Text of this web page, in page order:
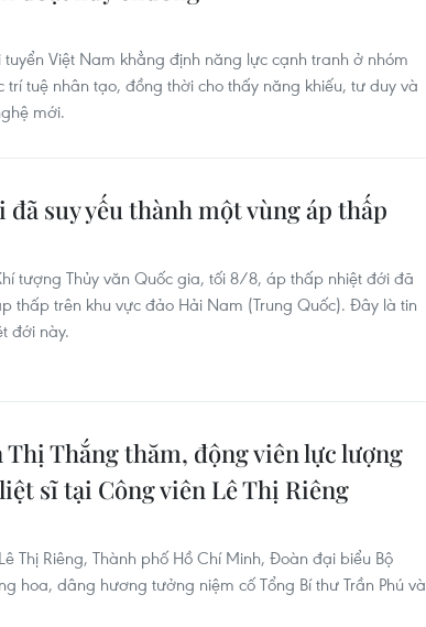
Việt Nam khẳng định năng lực cạnh tranh ở nhóm
tuệ nhân tạo, đồng thời cho thấy năng khiếu, tư duy và
mới.
suy yếu thành một vùng áp thấp
tượng Thủy văn Quốc gia, tối 8/8, áp thấp nhiệt đới đã
thấp trên khu vực đảo Hải Nam (Trung Quốc). Đây là tin
đới này.
Thắng thăm, động viên lực lượng
sĩ tại Công viên Lê Thị Riêng
Thị Riêng, Thành phố Hồ Chí Minh, Đoàn đại biểu Bộ
hoa, dâng hương tưởng niệm cố Tổng Bí thư Trần Phú và